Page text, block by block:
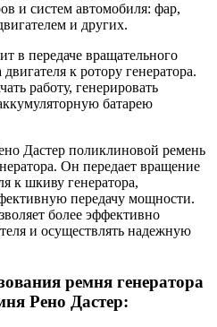
и систем автомобиля: фар,
и других.
в передаче вращательного
к ротору генератора.
работу, генерировать
батарею
Дастер поликлиновой ремень
Он передает вращение
к шкиву генератора,
передачу мощности.
более эффективно
и осуществлять надежную
ремня генератора
Рено Дастер: